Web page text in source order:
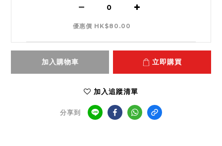
優惠價 HK$80.00
加入購物車 立即購買
加入追蹤清單
分享到